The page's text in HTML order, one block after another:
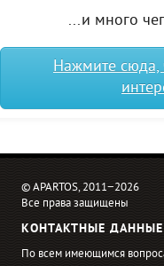
...и много
Нажмите сюда,
© APARTOS, 2011−2026
Все права защищены
КОНТАКТНЫЕ ДАННЫЕ
По всем имеющимся